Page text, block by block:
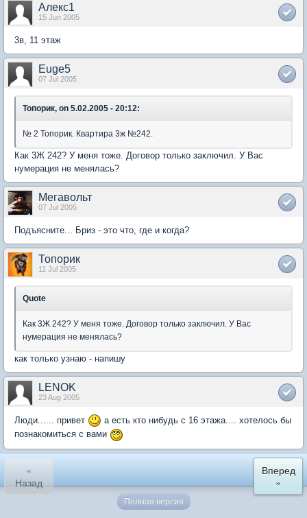
Алекс1
15 Jun 2005
3в, 11 этаж
Euge5
07 Jul 2005
Топорик, on 5.02.2005 - 20:12:
№ 2 Топорик. Квартира 3ж №242.
Как 3Ж 242? У меня тоже. Договор только заключил. У Вас
нумерация не менялась?
Мегавольт
07 Jul 2005
Подъясните... Бриз - это что, где и когда?
Топорик
11 Jul 2005
Quote
Как 3Ж 242? У меня тоже. Договор только заключил. У Вас
нумерация не менялась?
как только узнаю - напишу
LENOK
23 Aug 2005
Люди...... привет
а есть кто нибудь с 16 этажа.... хотелось бы
познакомиться с вами
«
Назад
Вперед
»
Полная версия